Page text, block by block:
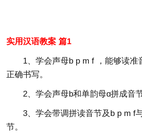
实用汉语教案 篇1
1、学会声母b p m f ，能够读准
正确书写。
2、学会声母b和单韵母ɑ拼成音
3、学会带调拼读音节及b p m f
节。